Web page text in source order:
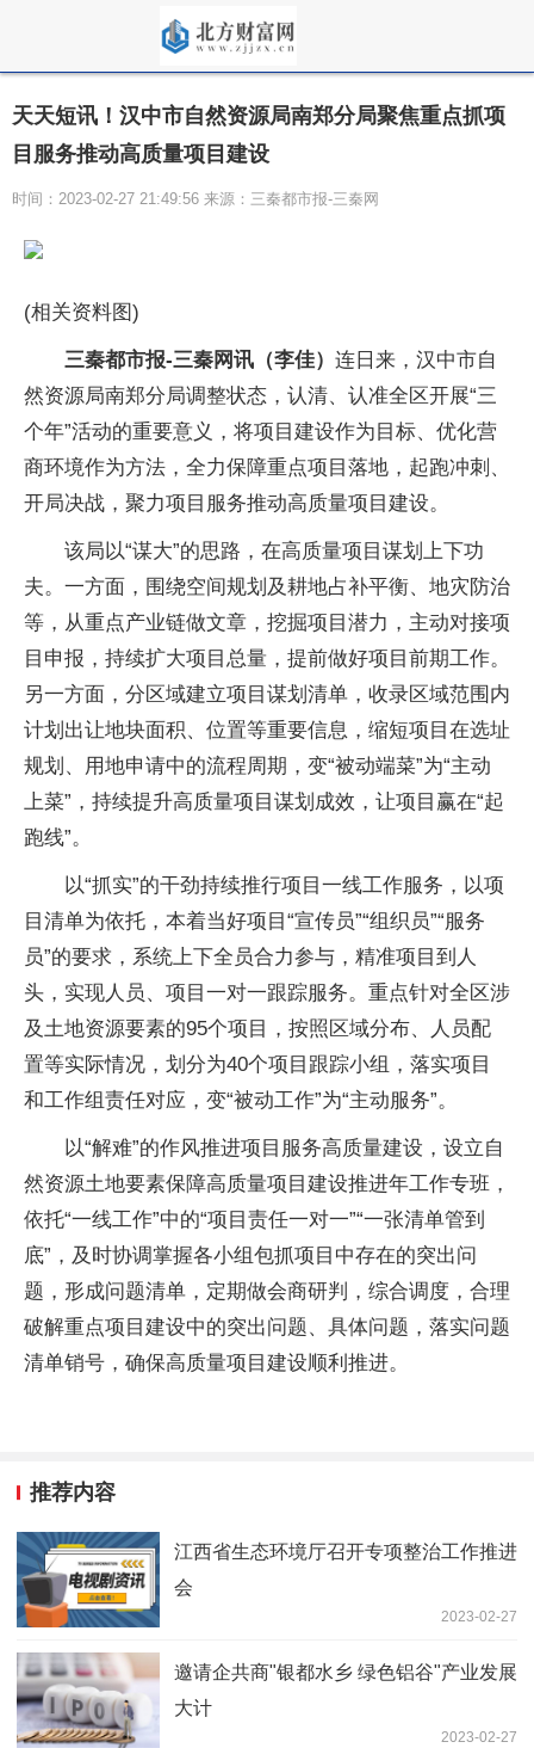
天天短讯！汉中市自然资源局南郑分局聚焦重点抓项
目服务推动高质量项目建设
时间：2023-02-27 21:49:56 来源：三秦都市报-三秦网
(相关资料图)
三秦都市报-三秦网讯（李佳） 连日来，汉中市自
然资源局南郑分局调整状态，认清、认准全区开展“三
个年”活动的重要意义，将项目建设作为目标、优化营
商环境作为方法，全力保障重点项目落地，起跑冲刺、
开局决战，聚力项目服务推动高质量项目建设。
该局以“谋大”的思路，在高质量项目谋划上下功
夫。一方面，围绕空间规划及耕地占补平衡、地灾防治
等，从重点产业链做文章，挖掘项目潜力，主动对接项
目申报，持续扩大项目总量，提前做好项目前期工作。
另一方面，分区域建立项目谋划清单，收录区域范围内
计划出让地块面积、位置等重要信息，缩短项目在选址
规划、用地申请中的流程周期，变“被动端菜”为“主动
上菜”，持续提升高质量项目谋划成效，让项目赢在“起
跑线”。
以“抓实”的干劲持续推行项目一线工作服务，以项
目清单为依托，本着当好项目“宣传员”“组织员”“服务
员”的要求，系统上下全员合力参与，精准项目到人
头，实现人员、项目一对一跟踪服务。重点针对全区涉
及土地资源要素的95个项目，按照区域分布、人员配
置等实际情况，划分为40个项目跟踪小组，落实项目
和工作组责任对应，变“被动工作”为“主动服务”。
以“解难”的作风推进项目服务高质量建设，设立自
然资源土地要素保障高质量项目建设推进年工作专班，
依托“一线工作”中的“项目责任一对一”“一张清单管到
底”，及时协调掌握各小组包抓项目中存在的突出问
题，形成问题清单，定期做会商研判，综合调度，合理
破解重点项目建设中的突出问题、具体问题，落实问题
清单销号，确保高质量项目建设顺利推进。
推荐内容
江西省生态环境厅召开专项整治工作推进
会
2023-02-27
邀请企共商"银都水乡 绿色铝谷"产业发展
大计
2023-02-27